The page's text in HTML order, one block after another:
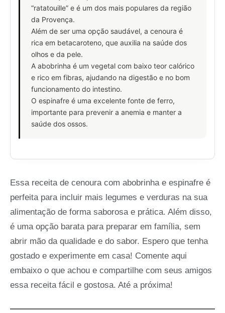
“ratatouille” e é um dos mais populares da região
da Provença.
Além de ser uma opção saudável, a cenoura é
rica em betacaroteno, que auxilia na saúde dos
olhos e da pele.
A abobrinha é um vegetal com baixo teor calórico
e rico em fibras, ajudando na digestão e no bom
funcionamento do intestino.
O espinafre é uma excelente fonte de ferro,
importante para prevenir a anemia e manter a
saúde dos ossos.
Essa receita de cenoura com abobrinha e espinafre é
perfeita para incluir mais legumes e verduras na sua
alimentação de forma saborosa e prática. Além disso,
é uma opção barata para preparar em família, sem
abrir mão da qualidade e do sabor. Espero que tenha
gostado e experimente em casa! Comente aqui
embaixo o que achou e compartilhe com seus amigos
essa receita fácil e gostosa. Até a próxima!